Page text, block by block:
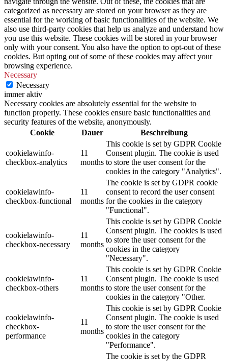
categorized as necessary are stored on your browser as they are
essential for the working of basic functionalities of the website. We
also use third-party cookies that help us analyze and understand how
you use this website. These cookies will be stored in your browser
only with your consent. You also have the option to opt-out of these
cookies. But opting out of some of these cookies may affect your
browsing experience.
Necessary
Necessary
immer aktiv
Necessary cookies are absolutely essential for the website to
function properly. These cookies ensure basic functionalities and
security features of the website, anonymously.
Cookie
Dauer Beschreibung
cookielawinfo-
checkbox-analytics
11
months
This cookie is set by GDPR Cookie
Consent plugin. The cookie is used
to store the user consent for the
cookies in the category "Analytics".
cookielawinfo-
checkbox-functional
11
months
The cookie is set by GDPR cookie
consent to record the user consent
for the cookies in the category
"Functional".
cookielawinfo-
checkbox-necessary
11
months
This cookie is set by GDPR Cookie
Consent plugin. The cookies is used
to store the user consent for the
cookies in the category
"Necessary".
cookielawinfo-
checkbox-others
11
months
This cookie is set by GDPR Cookie
Consent plugin. The cookie is used
to store the user consent for the
cookies in the category "Other.
cookielawinfo-
checkbox-
performance
11
months
This cookie is set by GDPR Cookie
Consent plugin. The cookie is used
to store the user consent for the
cookies in the category
"Performance".
The cookie is set by the GDPR